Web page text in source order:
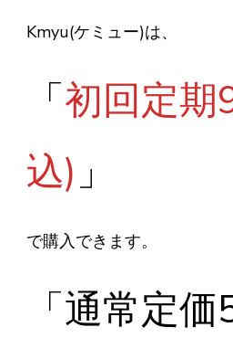
Kmyu(ケミュー)は、
「初回定期
込)」
で購入できます。
「通常定